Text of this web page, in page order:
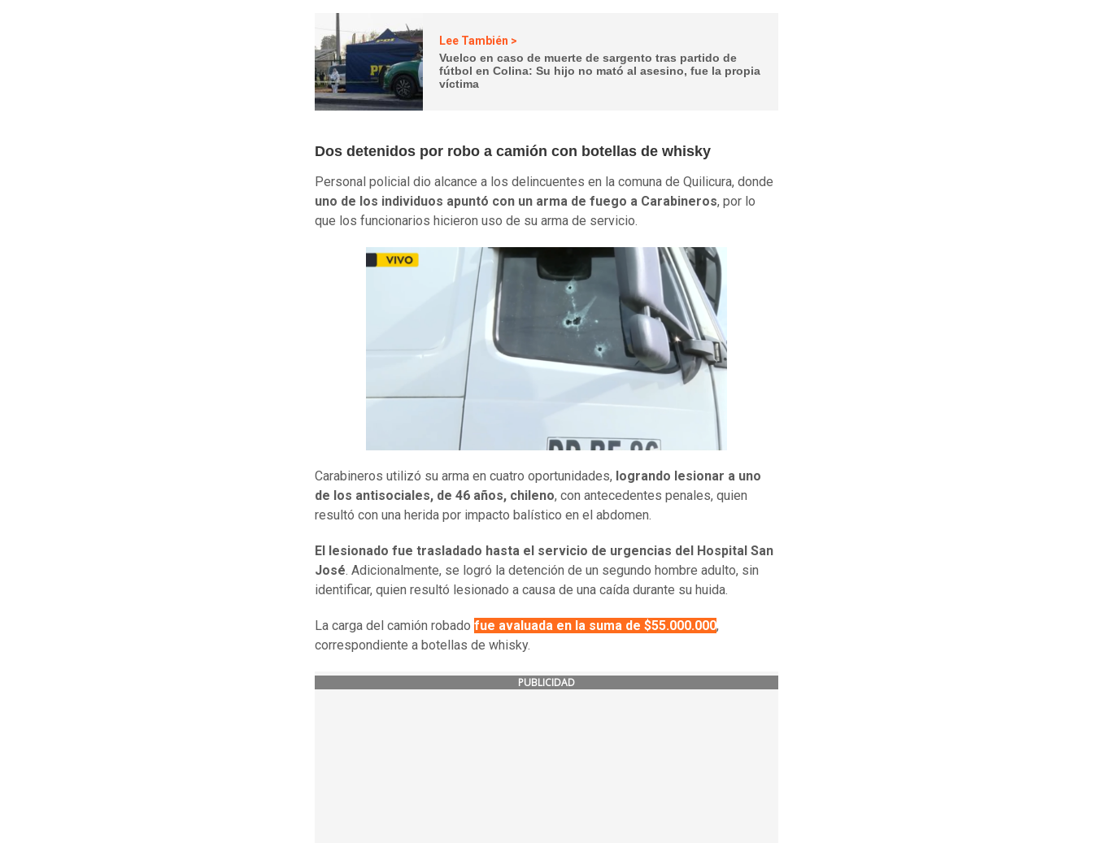
Lee También >
Vuelco en caso de muerte de sargento tras partido de
fútbol en Colina: Su hijo no mató al asesino, fue la propia
víctima
Dos detenidos por robo a camión con botellas de whisky
Personal policial dio alcance a los delincuentes en la comuna de Quilicura, donde
uno de los individuos apuntó con un arma de fuego a Carabineros, por lo
que los funcionarios hicieron uso de su arma de servicio.
Carabineros utilizó su arma en cuatro oportunidades, logrando lesionar a uno
de los antisociales, de 46 años, chileno, con antecedentes penales, quien
resultó con una herida por impacto balístico en el abdomen.
El lesionado fue trasladado hasta el servicio de urgencias del Hospital San
José. Adicionalmente, se logró la detención de un segundo hombre adulto, sin
identificar, quien resultó lesionado a causa de una caída durante su huida.
La carga del camión robado fue avaluada en la suma de $55.000.000,
correspondiente a botellas de whisky.
PUBLICIDAD